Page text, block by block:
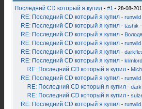
Последний CD который я купил - #1 - 28-08-
RE: Последний CD который я купил - runwild
RE: Последний CD который я купил - tashik
RE: Последний CD который я купил - Володя
RE: Последний CD который я купил - runwild
RE: Последний CD который я купил -
RE: Последний CD который я купил - klimlord
RE: Последний CD который я купил -
RE: Последний CD который я купил - runwild
RE: Последний CD который я купил -
RE: Последний CD который я купил -
RE: Последний CD который я купил - runwild